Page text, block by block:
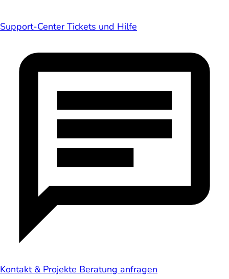
Support-Center Tickets und Hilfe
Kontakt & Projekte Beratung anfragen